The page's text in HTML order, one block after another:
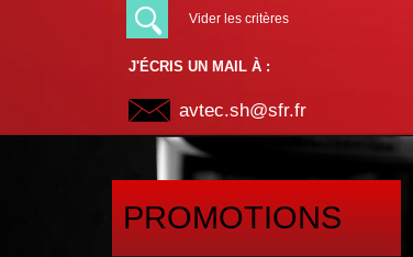
Vider les critères
J'ÉCRIS UN MAIL À :
avtec.sh@sfr.fr
PROMOTIONS